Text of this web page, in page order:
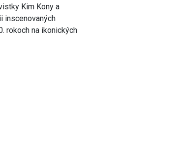
Kim Kony a
inscenovaných
rokoch na ikonických